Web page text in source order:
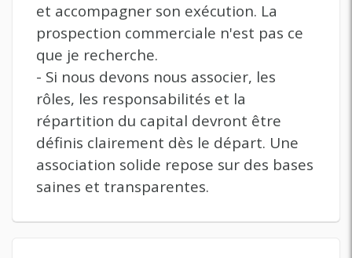
et accompagner son exécution. La
prospection commerciale n'est pas ce
que je recherche.
- Si nous devons nous associer, les
rôles, les responsabilités et la
répartition du capital devront être
définis clairement dès le départ. Une
association solide repose sur des bases
saines et transparentes.